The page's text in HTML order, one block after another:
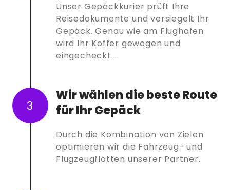
Unser Gepäckkurier prüft Ihre
Reisedokumente und versiegelt Ihr
Gepäck. Genau wie am Flughafen
wird Ihr Koffer gewogen und
eingecheckt....
3
Wir wählen die beste Route
für Ihr Gepäck
Durch die Kombination von Zielen
optimieren wir die Fahrzeug- und
Flugzeugflotten unserer Partner.